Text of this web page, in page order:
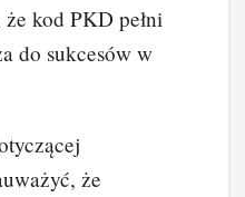
kod PKD pełni
do sukcesów w
że